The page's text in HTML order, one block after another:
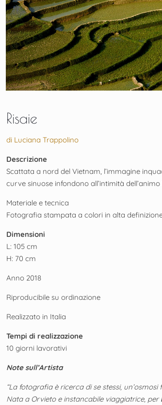
Risaie
di Luciana Trappolino
Descrizione
Scattata a nord del Vietnam, l’immagine
curve sinuose infondono all’intimità
Materiale e tecnica
Fotografia stampata a colori in alta
Dimensioni
L: 105 cm
H: 70 cm
Anno 2018
Riproducibile su ordinazione
Realizzato in Italia
Tempi di realizzazione
10 giorni lavorativi
Note sull’Artista
“La fotografia è ricerca di se stessi,
Nata a Orvieto e instancabile viaggiatrice, per